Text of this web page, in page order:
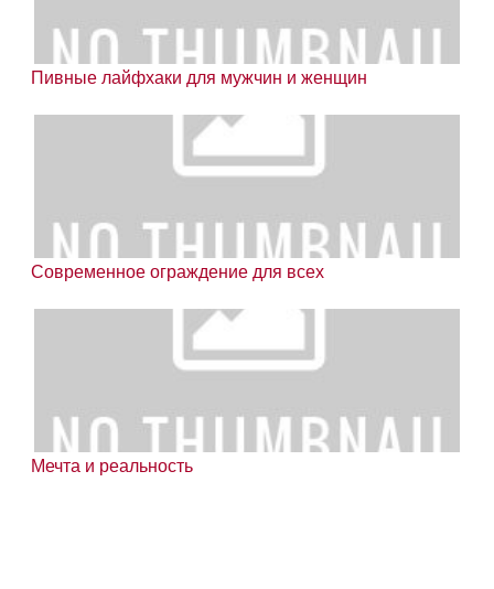
Пивные лайфхаки для мужчин и женщин
Современное ограждение для всех
Мечта и реальность